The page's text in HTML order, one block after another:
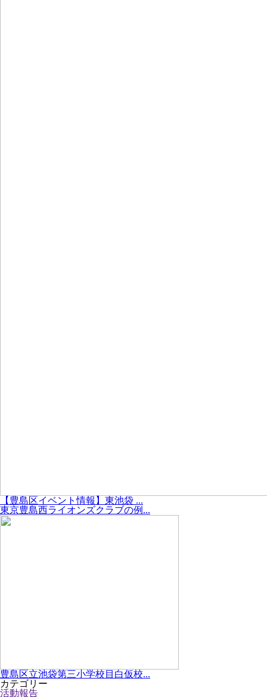
【豊島区イベント情報】東池袋 ...
東京豊島西ライオンズクラブの例...
豊島区立池袋第三小学校目白仮校...
カテゴリー
活動報告